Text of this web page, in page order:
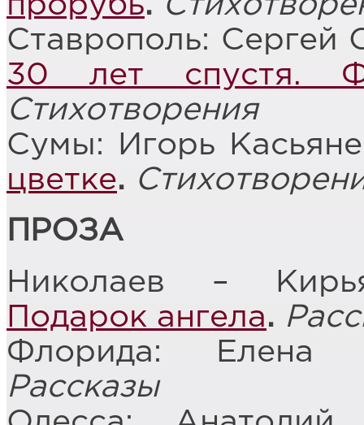
Ставрополь: Сергей
30 лет спустя.
Стихотворения
Сумы: Игорь
цветке.
ПРОЗА
Николаев –
Подарок ангела.
Флорида: Елена
Рассказы